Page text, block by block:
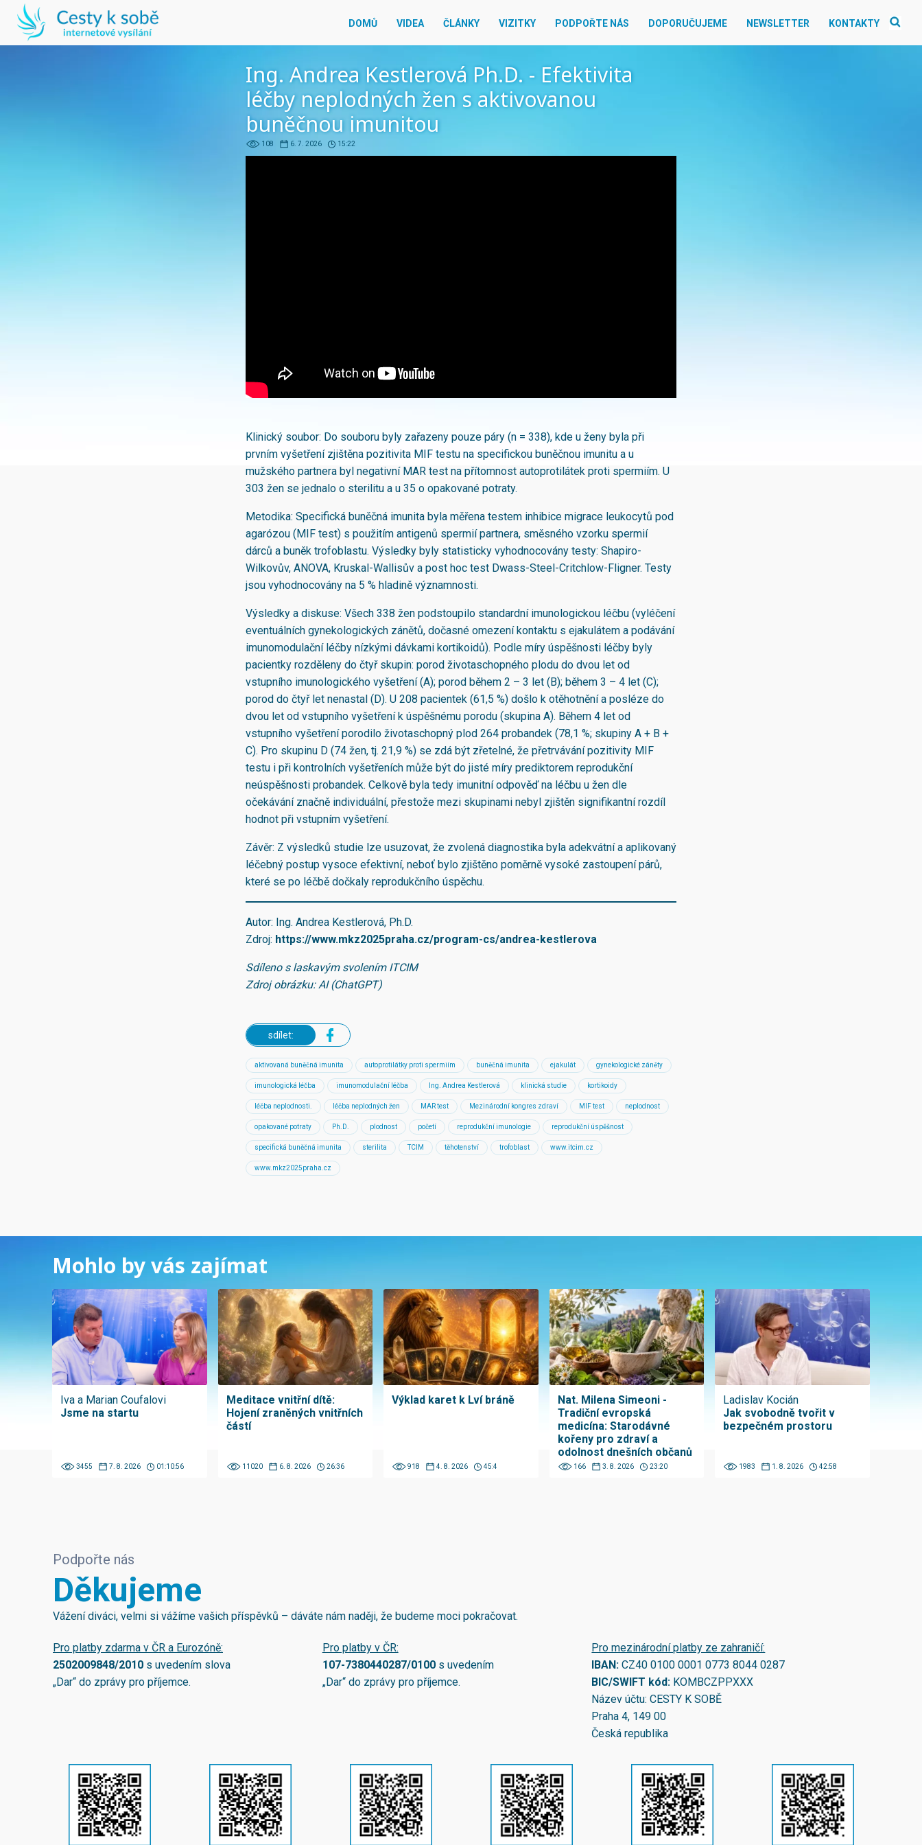
DOMŮ VIDEA ČLÁNKY VIZITKY PODPOŘTE NÁS DOPORUČUJEME NEWSLETTER KONTAKTY
Ing. Andrea Kestlerová Ph.D. - Efektivita
léčby neplodných žen s aktivovanou
buněčnou imunitou
108 6. 7. 2026 15:22
Klinický soubor: Do souboru byly zařazeny pouze páry (n = 338), kde u ženy byla při
prvním vyšetření zjištěna pozitivita MIF testu na specifickou buněčnou imunitu a u
mužského partnera byl negativní MAR test na přítomnost autoprotilátek proti spermiím. U
303 žen se jednalo o sterilitu a u 35 o opakované potraty.
Metodika: Specifická buněčná imunita byla měřena testem inhibice migrace leukocytů pod
agarózou (MIF test) s použitím antigenů spermií partnera, směsného vzorku spermií
dárců a buněk trofoblastu. Výsledky byly statisticky vyhodnocovány testy: Shapiro-
Wilkovův, ANOVA, Kruskal-Wallisův a post hoc test Dwass-Steel-Critchlow-Fligner. Testy
jsou vyhodnocovány na 5 % hladině významnosti.
Výsledky a diskuse: Všech 338 žen podstoupilo standardní imunologickou léčbu (vyléčení
eventuálních gynekologických zánětů, dočasné omezení kontaktu s ejakulátem a podávání
imunomodulační léčby nízkými dávkami kortikoidů). Podle míry úspěšnosti léčby byly
pacientky rozděleny do čtyř skupin: porod životaschopného plodu do dvou let od
vstupního imunologického vyšetření (A); porod během 2 – 3 let (B); během 3 – 4 let (C);
porod do čtyř let nenastal (D). U 208 pacientek (61,5 %) došlo k otěhotnění a posléze do
dvou let od vstupního vyšetření k úspěšnému porodu (skupina A). Během 4 let od
vstupního vyšetření porodilo životaschopný plod 264 probandek (78,1 %; skupiny A + B +
C). Pro skupinu D (74 žen, tj. 21,9 %) se zdá být zřetelné, že přetrvávání pozitivity MIF
testu i při kontrolních vyšetřeních může být do jisté míry prediktorem reprodukční
neúspěšnosti probandek. Celkově byla tedy imunitní odpověď na léčbu u žen dle
očekávání značně individuální, přestože mezi skupinami nebyl zjištěn signifikantní rozdíl
hodnot při vstupním vyšetření.
Závěr: Z výsledků studie lze usuzovat, že zvolená diagnostika byla adekvátní a aplikovaný
léčebný postup vysoce efektivní, neboť bylo zjištěno poměrně vysoké zastoupení párů,
které se po léčbě dočkaly reprodukčního úspěchu.
Autor: Ing. Andrea Kestlerová, Ph.D.
Zdroj: https://www.mkz2025praha.cz/program-cs/andrea-kestlerova
Sdíleno s laskavým svolením ITCIM
Zdroj obrázku: AI (ChatGPT)
sdílet:
aktivovaná buněčná imunita autoprotilátky proti spermiím buněčná imunita ejakulát gynekologické záněty
imunologická léčba imunomodulační léčba Ing. Andrea Kestlerová klinická studie kortikoidy
léčba neplodnosti. léčba neplodných žen MAR test Mezinárodní kongres zdraví MIF test neplodnost
opakované potraty Ph.D. plodnost početí reprodukční imunologie reprodukční úspěšnost
specifická buněčná imunita sterilita TCIM těhotenství trofoblast www.itcim.cz
www.mkz2025praha.cz
Mohlo by vás zajímat
Iva a Marian Coufalovi
Jsme na startu
3455 7. 8. 2026 01:10:56
Meditace vnitřní dítě:
Hojení zraněných vnitřních
částí
11020 6. 8. 2026 26:36
Výklad karet k Lví bráně
918 4. 8. 2026 45:4
Nat. Milena Simeoni -
Tradiční evropská
medicína: Starodávné
kořeny pro zdraví a
odolnost dnešních občanů
166 3. 8. 2026 23:20
Ladislav Kocián
Jak svobodně tvořit v
bezpečném prostoru
1983 1. 8. 2026 42:58
Podpořte nás
Děkujeme
Vážení diváci, velmi si vážíme vašich příspěvků – dáváte nám naději, že budeme moci pokračovat.
Pro platby zdarma v ČR a Eurozóně:
2502009848/2010 s uvedením slova
„Dar“ do zprávy pro příjemce.
Pro platby v ČR:
107-7380440287/0100s uvedením
„Dar“ do zprávy pro příjemce.
Pro mezinárodní platby ze zahraničí:
IBAN:CZ40 0100 0001 0773 8044 0287
BIC/SWIFT kód: KOMBCZPPXXX
Název účtu: CESTY K SOBĚ
Praha 4, 149 00
Česká republika